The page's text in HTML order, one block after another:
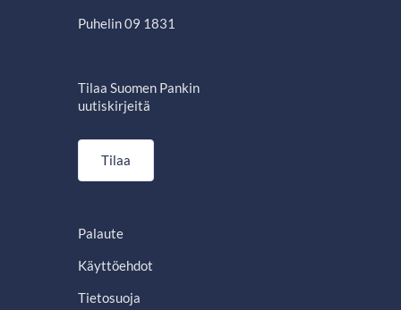
Puhelin 09 1831
Tilaa Suomen Pankin
uutiskirjeitä
Tilaa
Palaute
Käyttöehdot
Tietosuoja